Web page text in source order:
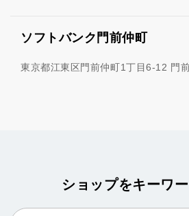
ソフトバンク門前仲町
東京都江東区門前仲町1丁目6-12 門
ショップをキーワ